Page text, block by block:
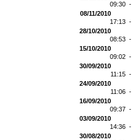
09:30 -
08/11/2010
17:13 -
28/10/2010
08:53 -
15/10/2010
09:02 -
30/09/2010
11:15 -
24/09/2010
11:06 -
16/09/2010
09:37 -
03/09/2010
14:36 -
30/08/2010